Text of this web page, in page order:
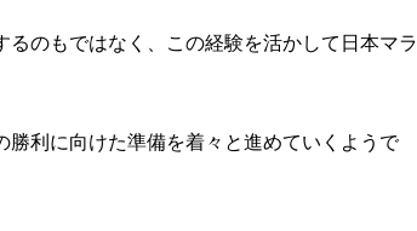
のもではなく、この経験を活かして 日本マラ
利に向けた準備を着々と進めていくようで